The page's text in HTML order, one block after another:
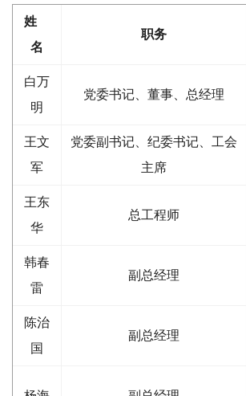
姓
名
职务
白万
明
党委书记、董事、总经理
王文
军
党委副书记、纪委书记、工会
主席
王东
华
总工程师
韩春
雷
副总经理
陈治
国
副总经理